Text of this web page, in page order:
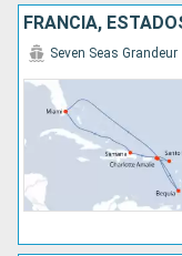
Seven Seas Grandeur